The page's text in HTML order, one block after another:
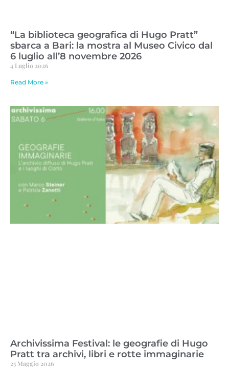
“La biblioteca geografica di Hugo Pratt”
sbarca a Bari: la mostra al Museo Civico dal
6 luglio all’8 novembre 2026
4 Luglio 2026
Read More »
Archivissima Festival: le geografie di Hugo
Pratt tra archivi, libri e rotte immaginarie
25 Maggio 2026